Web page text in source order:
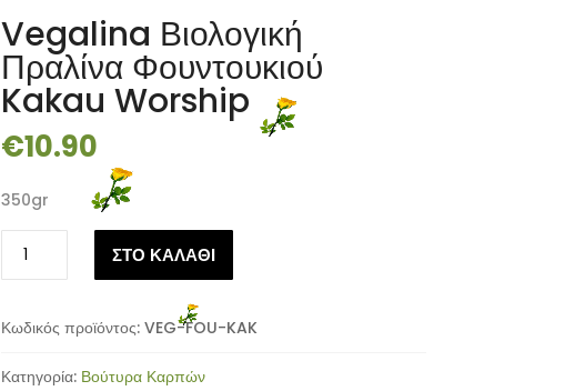
Vegalina Βιολογική
Πραλίνα Φουντουκιού
Kakau Worship
€10.90
350gr
Βιολογική
Φουντουκιού
Worship
ΣΤΟ ΚΑΛΑΘΙ
Κωδικός προϊόντος: VEG-FOU-KAK
Κατηγορία: Βούτυρα Καρπών